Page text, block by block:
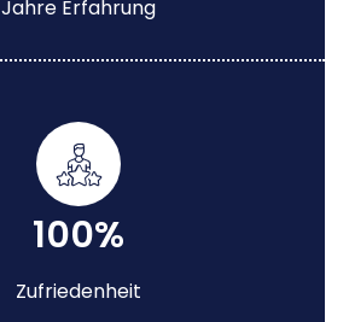
Jahre Erfahrung
100%
Zufriedenheit